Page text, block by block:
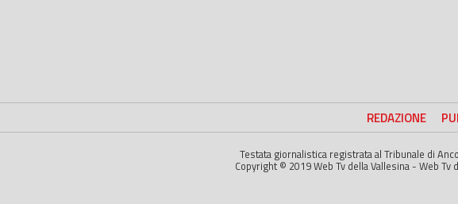
REDAZIONE
Testata giornalistica registrata al Tribunale di
Copyright © 2019 Web Tv della Vallesina - Web